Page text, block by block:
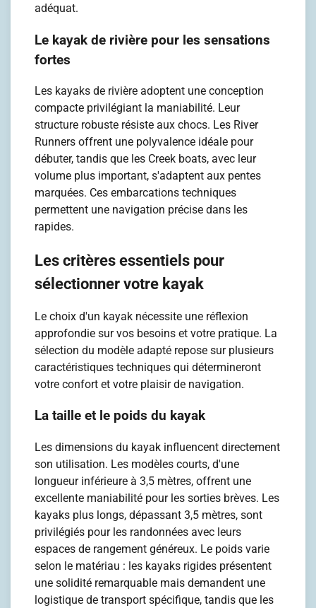
adéquat.
Le kayak de rivière pour les sensations
fortes
Les kayaks de rivière adoptent une conception
compacte privilégiant la maniabilité. Leur
structure robuste résiste aux chocs. Les River
Runners offrent une polyvalence idéale pour
débuter, tandis que les Creek boats, avec leur
volume plus important, s'adaptent aux pentes
marquées. Ces embarcations techniques
permettent une navigation précise dans les
rapides.
Les critères essentiels pour
sélectionner votre kayak
Le choix d'un kayak nécessite une réflexion
approfondie sur vos besoins et votre pratique. La
sélection du modèle adapté repose sur plusieurs
caractéristiques techniques qui détermineront
votre confort et votre plaisir de navigation.
La taille et le poids du kayak
Les dimensions du kayak influencent directement
son utilisation. Les modèles courts, d'une
longueur inférieure à 3,5 mètres, offrent une
excellente maniabilité pour les sorties brèves. Les
kayaks plus longs, dépassant 3,5 mètres, sont
privilégiés pour les randonnées avec leurs
espaces de rangement généreux. Le poids varie
selon le matériau : les kayaks rigides présentent
une solidité remarquable mais demandent une
logistique de transport spécifique, tandis que les